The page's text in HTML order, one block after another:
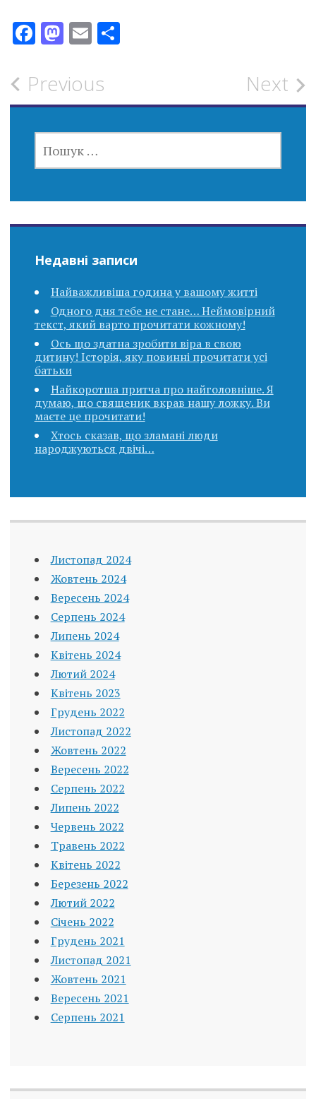
Facebook
Mastodon
EmailПоділитися
Post
navigation
Previous Next
Недавні записи
Найважливіша година у вашому житті
Одного дня тебе не стане… Неймовірний
текст, який варто прочитати кожному!
Ось що здатна зробити віра в свою
дитину! Історія, яку повинні прочитати усі
батьки
Найкоротша притча про найголовніше. Я
думаю, що священик вкpав нашу ложку. Ви
маєте це прочитати!
Хтось сказав, що зламані люди
народжуються двічі…
Листопад 2024
Жовтень 2024
Вересень 2024
Серпень 2024
Липень 2024
Квітень 2024
Лютий 2024
Квітень 2023
Грудень 2022
Листопад 2022
Жовтень 2022
Вересень 2022
Серпень 2022
Липень 2022
Червень 2022
Травень 2022
Квітень 2022
Березень 2022
Лютий 2022
Січень 2022
Грудень 2021
Листопад 2021
Жовтень 2021
Вересень 2021
Серпень 2021